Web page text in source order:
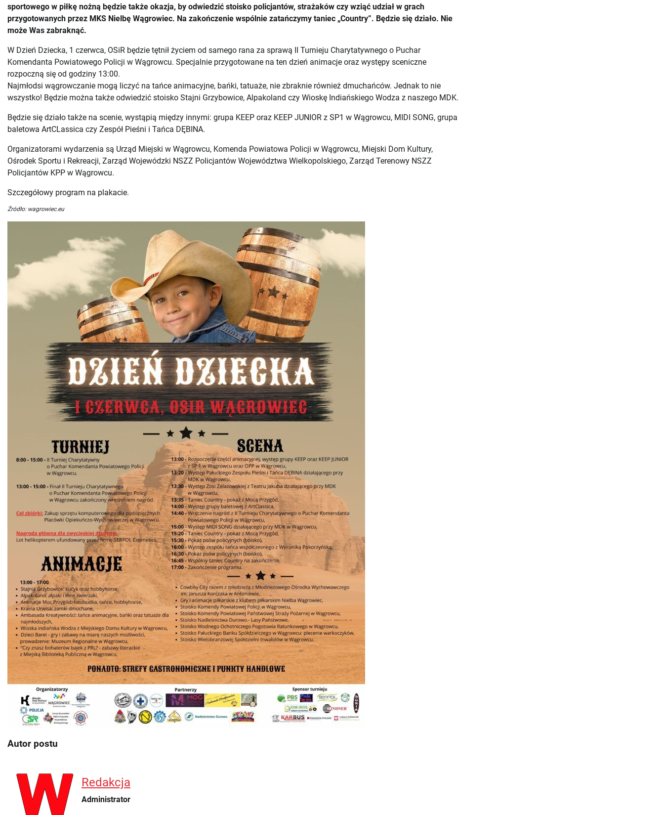
sportowego w piłkę nożną będzie także okazja, by odwiedzić stoisko policjantów, strażaków czy wziąć udział w grach
przygotowanych przez MKS Nielbę Wągrowiec. Na zakończenie wspólnie zatańczymy taniec „Country”. Będzie się działo. Nie
może Was zabraknąć.
W Dzień Dziecka, 1 czerwca, OSiR będzie tętnił życiem od samego rana za sprawą II Turnieju Charytatywnego o Puchar
Komendanta Powiatowego Policji w Wągrowcu. Specjalnie przygotowane na ten dzień animacje oraz występy sceniczne
rozpoczną się od godziny 13:00.
Najmłodsi wągrowczanie mogą liczyć na tańce animacyjne, bańki, tatuaże, nie zbraknie również dmuchańców. Jednak to nie
wszystko! Będzie można także odwiedzić stoisko Stajni Grzybowice, Alpakoland czy Wioskę Indiańskiego Wodza z naszego MDK.
Będzie się działo także na scenie, wystąpią między innymi: grupa KEEP oraz KEEP JUNIOR z SP1 w Wągrowcu, MIDI SONG, grupa
baletowa ArtCLassica czy Zespół Pieśni i Tańca DĘBINA.
Organizatorami wydarzenia są Urząd Miejski w Wągrowcu, Komenda Powiatowa Policji w Wągrowcu, Miejski Dom Kultury,
Ośrodek Sportu i Rekreacji, Zarząd Wojewódzki NSZZ Policjantów Województwa Wielkopolskiego, Zarząd Terenowy NSZZ
Policjantów KPP w Wągrowcu.
Szczegółowy program na plakacie.
Źródło: wagrowiec.eu
Autor postu
Redakcja
Administrator